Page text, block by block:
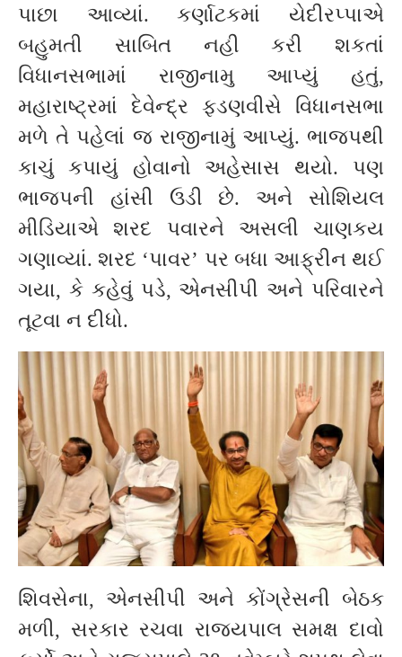
પાછા આવ્યાં. કર્ણાટકમાં યેદીરપ્પાએ
બહુમતી સાબિત નહી કરી શકતાં
વિધાનસભામાં રાજીનામુ આપ્યું હતું,
મહારાષ્ટ્રમાં દેવેન્દ્ર ફડણવીસે વિધાનસભા
મળે તે પહેલાં જ રાજીનામું આપ્યું. ભાજપથી
કાચું કપાયું હોવાનો અહેસાસ થયો. પણ
ભાજપની હાંસી ઉડી છે. અને સોશિયલ
મીડિયાએ શરદ પવારને અસલી ચાણકય
ગણાવ્યાં. શરદ ‘પાવર’ પર બધા આફ્રીન થઈ
ગયા, કે કહેવું પડે, એનસીપી અને પરિવારને
તૂટવા ન દીધો.
શિવસેના, એનસીપી અને કોંગ્રેસની બેઠક
મળી, સરકાર રચવા રાજ્યપાલ સમક્ષ દાવો